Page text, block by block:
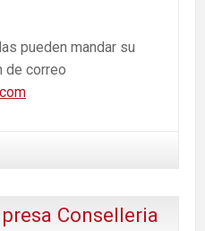
pueden mandar su
de correo
Conselleria